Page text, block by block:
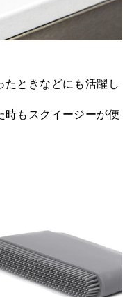
たときなどにも活躍し
時もスクイージーが便